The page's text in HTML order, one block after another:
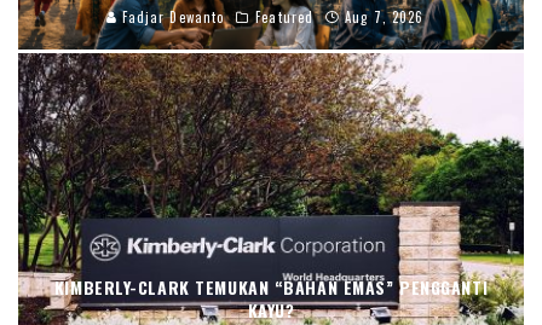
Fadjar Dewanto Featured Aug 7, 2026
KIMBERLY-CLARK TEMUKAN “BAHAN EMAS” PENGGANTI
KAYU?